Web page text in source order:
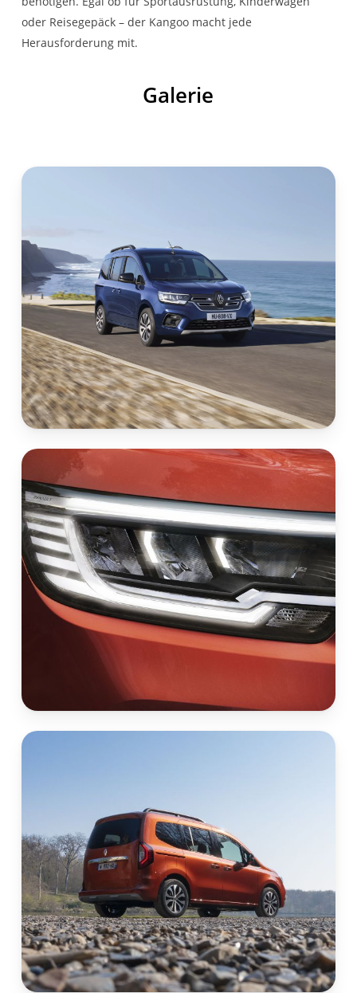
Partikelfilter
16-Zoll-Stahlfelgen
oder Reisegepäck – der Kangoo macht jede
Herausforderung mit.
Galerie